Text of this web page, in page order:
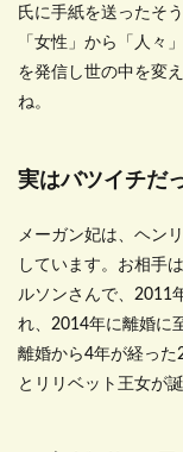
氏に手紙を送ったそ
「女性」から「人々
を発信し世の中を変
ね。
実はバツイチだ
メーガン妃は、ヘン
しています。お相手
ルソンさんで、2011
れ、2014年に離婚に
離婚から4年が経っ
とリリベット王女が